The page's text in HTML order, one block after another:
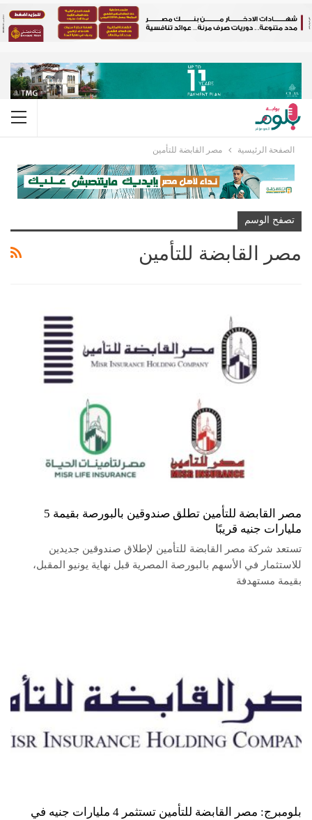
الصفحة الرئيسية مصر القابضة للتأمين
تصفح الوسم
مصر القابضة للتأمين
مصر القابضة للتأمين تطلق صندوقين بالبورصة بقيمة 5
مليارات جنيه قريبًا
تستعد شركة مصر القابضة للتأمين لإطلاق صندوقين جديدين
للاستثمار في الأسهم بالبورصة المصرية قبل نهاية يونيو المقبل،
بقيمة مستهدفة
بلومبرج: مصر القابضة للتأمين تستثمر 4 مليارات جنيه في